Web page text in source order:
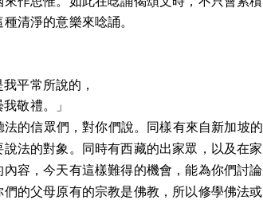
清淨的意樂來唸誦。
平常所說的，
敬禮。」
的信眾們，對你們說。同樣有來自新加坡的
法的對象。同時有西藏的出家眾，以及在家
容，今天有這樣難得的機會，能為你們討論
的父母原有的宗教是佛教，所以修學佛法或